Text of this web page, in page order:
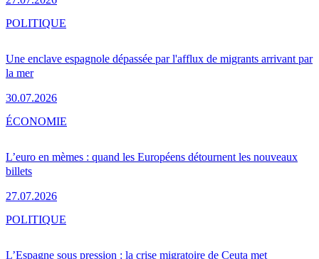
Une enclave espagnole dépassée par l'afflux de migrants arrivant par
la mer
30.07.2026
POLITIQUE
L’euro en mèmes : quand les Européens détournent les nouveaux
billets
27.07.2026
ÉCONOMIE
L’Espagne sous pression : la crise migratoire de Ceuta met
POLITIQUE